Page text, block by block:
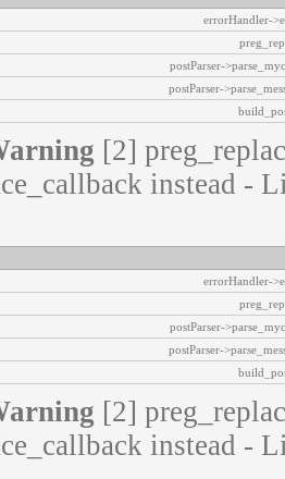
errorHandler-
postParser-
postParser-
[2]
instead -
errorHandler-
postParser-
postParser-
[2]
instead -